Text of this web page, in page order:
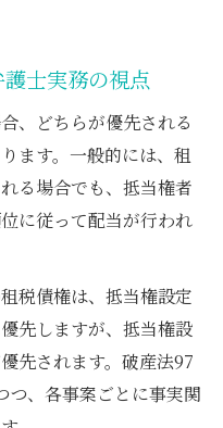
士実務の視点
、どちらが優先される
ます。一般的には、租
る場合でも、抵当権者
に従って配当が行われ
税債権は、抵当権設定
先しますが、抵当権設
先されます。破産法97
つ、各事案ごとに事実関